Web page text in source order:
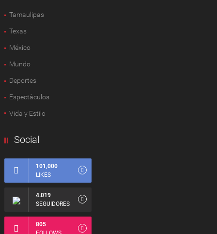
Tamaulipas
Texas
México
Mundo
Deportes
Espectàculos
Vida y Estilo
Social
101,000
LIKES
4.019
SEGUIDORES
805